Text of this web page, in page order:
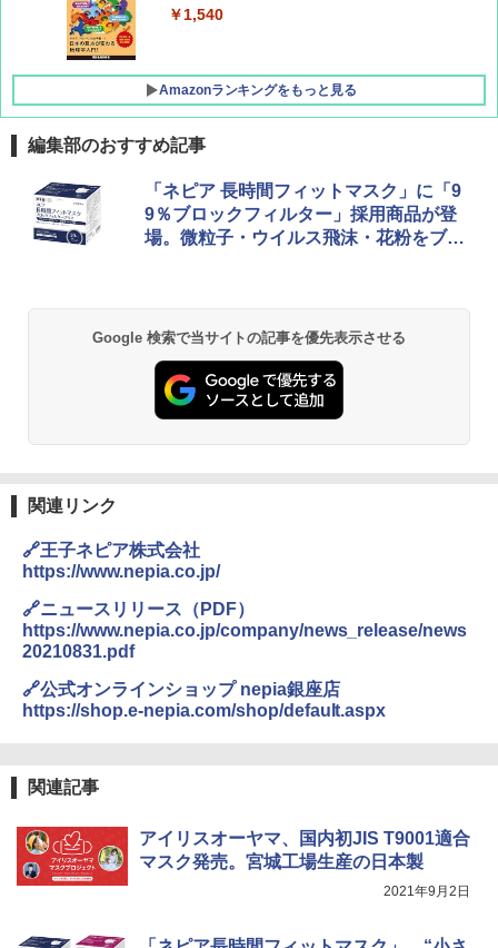
￥1,760
￥1,540
Amazonランキングをもっと見る
[キャンパーズコレクション 山善] ポップアッ
プテント 傘みたいに広げて畳める パッとサ
ッとサンシェード キューブ フルクローズ メ
ッシュ 簡単設置 ワンタッチテント キャンプ
PYKES PEAK (パイクスピーク) 着替えテン
ト プライバシー テント 【中が透けない】 1
人用 折りたたみ 防災グッズ 災害用トイレ ビ
ーチ ピクニック ポップアップテント 携帯 簡
ENDLESS BASE 《めざましテレビで紹介》
テント ワンタッチ RENEW 幅200 2-3人用 43
500002(89232)
￥5,999
[キャンパーズコレクション 山善] 傘みたいに
広げるだけ パッとサッとテント ブラックコ
ーティング フルクローズ メッシュ 3-4人用
[キャンパーズコレクション 山善] 傘みたいに
広げるだけ パッとサッとテント キューブワ
イド ブラックコーティング フルクローズ メ
ATCW-150B エクルベージュ
DEWEL パラソル 大型 ビーチ アウトドアパ
ラソル ガーデン サイトシート付 折りたたみ
防水 UVカット 4段階高さ調整 軽量 収納袋付
き
熊撃退スプレー 熊よけスプレー 熊スプレー
【日本企業販売】超強力クマ対策スプレー 30
0ml（連続噴射30秒）110ml（連続噴射15
秒）射程5～10m 安全ロック搭載 携帯収納袋
付き ヒグマ・イノシシ対策 自治体・教育機
GRANDOOR ステンレス保冷剤 2個セット 2
026リニューアル 急速冷凍 空間倍増 衛生的
コンパクト 保冷力長持ち
ポインターライト 強力 小型 緑色/赤色/青紫色
￥1,180
電動エアーポンプ SUP用 20PSI 電動ポンプ
保護 日光可読lcd 7種類ノズル付き
編集部のおすすめ記事
「ネピア 長時間フィットマスク」に「9
9％ブロックフィルター」採用商品が登
場。微粒子・ウイルス飛沫・花粉をブロ
Google 検索で当サイトの記事を優先表示させる
関連リンク
🔗王子ネピア株式会社
https://www.nepia.co.jp/
🔗ニュースリリース（PDF）
https://www.nepia.co.jp/company/news_release/news
20210831.pdf
🔗公式オンラインショップ nepia銀座店
https://shop.e-nepia.com/shop/default.aspx
関連記事
アイリスオーヤマ、国内初JIS T9001適合
マスク発売。宮城工場生産の日本製
2021年9月2日